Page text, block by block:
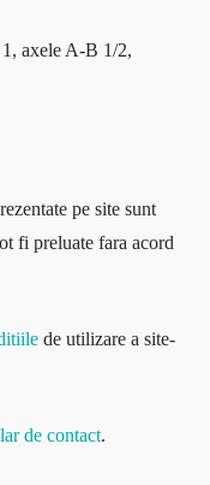
axele A-B 1/2,
pe site sunt
fi preluate fara acord
de utilizare a site-
de contact.